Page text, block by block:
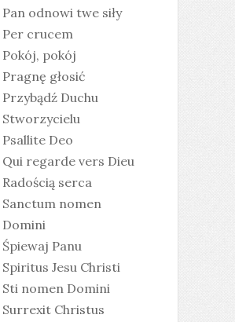
Pan odnowi twe siły
Per crucem
Pokój, pokój
Pragnę głosić
Przybądź Duchu
Stworzycielu
Psallite Deo
Qui regarde vers Dieu
Radością serca
Sanctum nomen
Domini
Śpiewaj Panu
Spiritus Jesu Christi
Sti nomen Domini
Surrexit Christus